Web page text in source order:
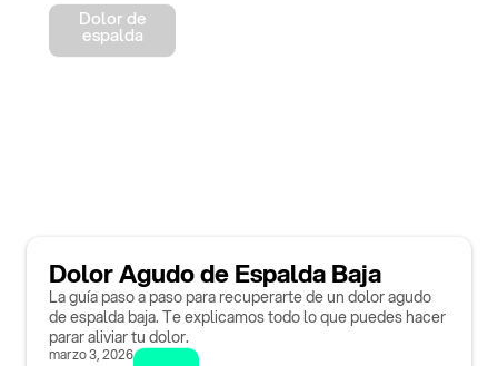
Dolor de
espalda
Dolor Agudo de Espalda Baja
La guía paso a paso para recuperarte de un dolor agudo
de espalda baja. Te explicamos todo lo que puedes hacer
parar aliviar tu dolor.
marzo 3, 2026